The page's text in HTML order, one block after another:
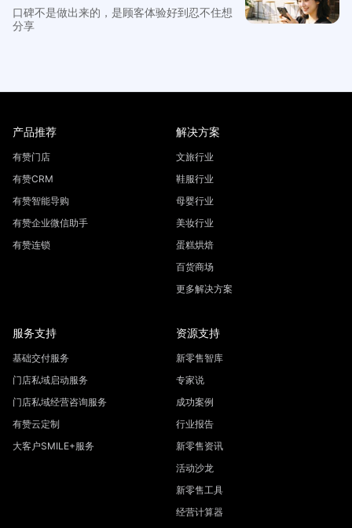
口碑不是做出来的，是顾客体验好到忍不住想
分享
产品推荐
有赞门店
有赞CRM
有赞智能导购
有赞企业微信助手
有赞连锁
解决方案
文旅行业
鞋服行业
母婴行业
美妆行业
蛋糕烘焙
百货商场
更多解决方案
服务支持
基础交付服务
门店私域启动服务
门店私域经营咨询服务
有赞云定制
大客户SMILE+服务
资源支持
新零售智库
专家说
成功案例
行业报告
新零售资讯
活动沙龙
新零售工具
经营计算器